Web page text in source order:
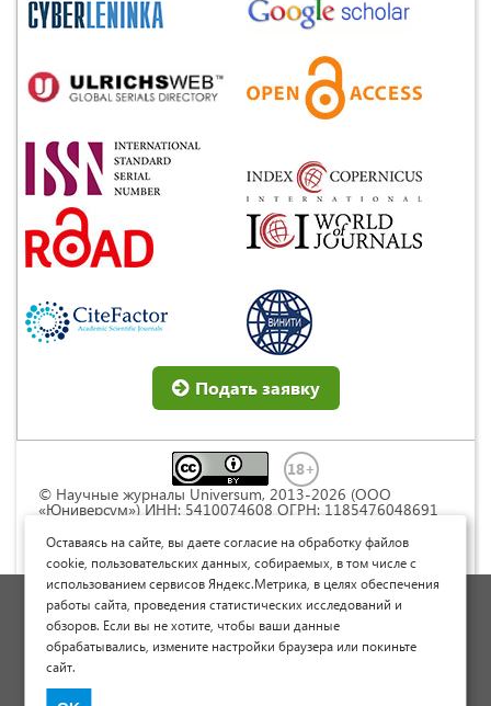
Подать заявку
© Научные журналы Universum, 2013-2026 (ООО
«Юниверсум») ИНН: 5410074608 ОГРН: 1185476048691
Commons « Attribution» («Атрибуция») 4.0
Непортированная
Политика обработки персональных данных
Договор оферты
Опубликовать научную статью
Оставаясь на сайте, вы даете согласие на обработку файлов
cookie, пользовательских данных, собираемых, в том числе с
использованием сервисов Яндекс.Метрика, в целях обеспечения
работы сайта, проведения статистических исследований и
обзоров. Если вы не хотите, чтобы ваши данные
обрабатывались, измените настройки браузера или покиньте
сайт.